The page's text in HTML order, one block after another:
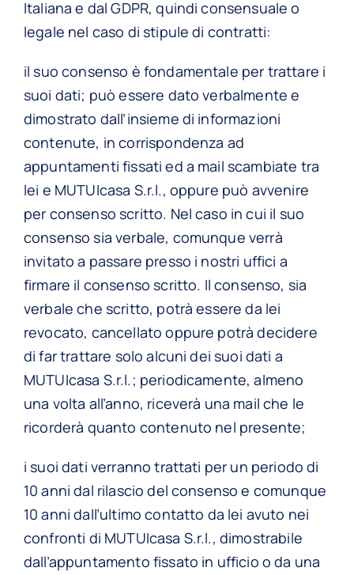
Italiana e dal GDPR, quindi consensuale o
legale nel caso di stipule di contratti:
il suo consenso è fondamentale per trattare i
suoi dati; può essere dato verbalmente e
dimostrato dall’insieme di informazioni
contenute, in corrispondenza ad
appuntamenti fissati ed a mail scambiate tra
lei e MUTUIcasa S.r.l., oppure può avvenire
per consenso scritto. Nel caso in cui il suo
consenso sia verbale, comunque verrà
invitato a passare presso i nostri uffici a
firmare il consenso scritto. Il consenso, sia
verbale che scritto, potrà essere da lei
revocato, cancellato oppure potrà decidere
di far trattare solo alcuni dei suoi dati a
MUTUIcasa S.r.l.; periodicamente, almeno
una volta all’anno, riceverà una mail che le
ricorderà quanto contenuto nel presente;
i suoi dati verranno trattati per un periodo di
10 anni dal rilascio del consenso e comunque
10 anni dall’ultimo contatto da lei avuto nei
confronti di MUTUIcasa S.r.l., dimostrabile
dall’appuntamento fissato in ufficio o da una